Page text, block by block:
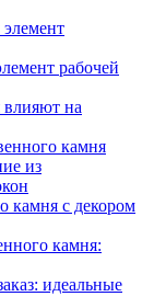
рабочей
влияют на
камня
из
камня с декором
камня:
идеальные